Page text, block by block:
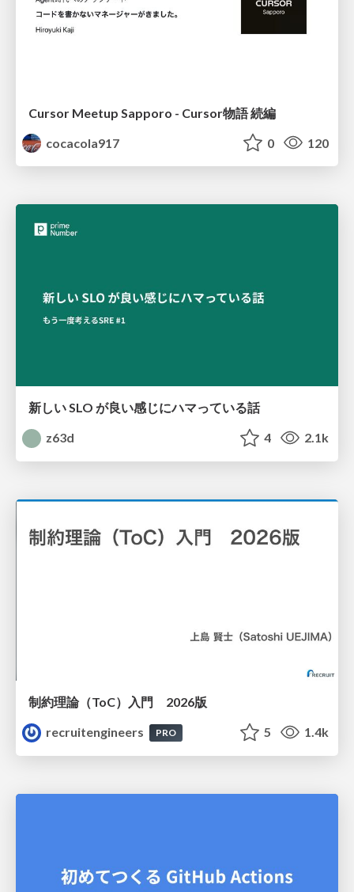
Cursor Meetup Sapporo - Cursor物語 続編
cocacola917
0 120
新しい SLO が良い感じにハマっている話
z63d
4 2.1k
制約理論（ToC）入門 2026版
recruitengineers
PRO 5 1.4k